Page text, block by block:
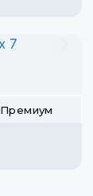
Премиум